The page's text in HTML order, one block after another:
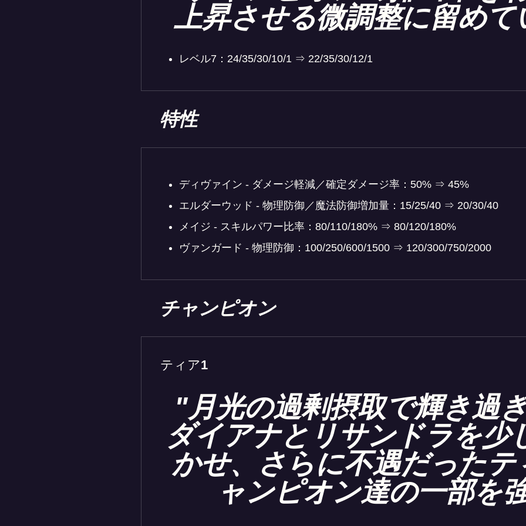
上昇させる微調整に留め
レベル7：24/35/30/10/1 ⇒ 22/35/30/12/1
特性
ディヴァイン - ダメージ軽減／確定ダメージ率：50% ⇒ 45%
エルダーウッド - 物理防御／魔法防御増加量：15/25/40 ⇒ 20/30/40
メイジ - スキルパワー比率：80/110/180% ⇒ 80/120/180%
ヴァンガード - 物理防御：100/250/600/1500 ⇒ 120/300/750/2000
チャンピオン
ティア1
"月光の過剰摂取で輝き過
ダイアナとリサンドラを少
かせ、さらに不遇だったテ
ャンピオン達の一部を